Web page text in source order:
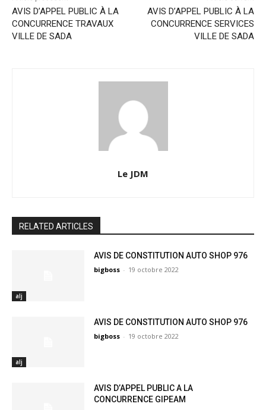
AVIS D’APPEL PUBLIC À LA
CONCURRENCE TRAVAUX
VILLE DE SADA
AVIS D’APPEL PUBLIC À LA
CONCURRENCE SERVICES
VILLE DE SADA
Le JDM
RELATED ARTICLES
alj
AVIS DE CONSTITUTION AUTO SHOP 976
bigboss - 19 octobre 2022
alj
AVIS DE CONSTITUTION AUTO SHOP 976
bigboss - 19 octobre 2022
AVIS D’APPEL PUBLIC A LA
CONCURRENCE GIPEAM